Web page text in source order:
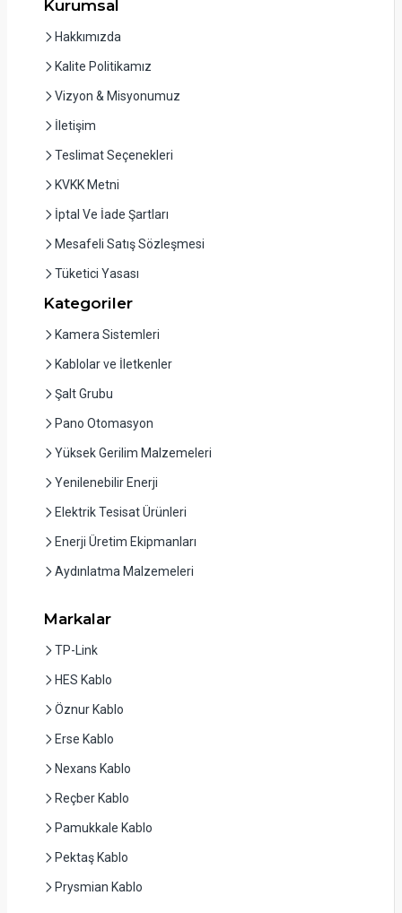
Kurumsal
Hakkımızda
Kalite Politikamız
Vizyon & Misyonumuz
İletişim
Teslimat Seçenekleri
KVKK Metni
İptal Ve İade Şartları
Mesafeli Satış Sözleşmesi
Tüketici Yasası
Kategoriler
Kamera Sistemleri
Kablolar ve İletkenler
Şalt Grubu
Pano Otomasyon
Yüksek Gerilim Malzemeleri
Yenilenebilir Enerji
Elektrik Tesisat Ürünleri
Enerji Üretim Ekipmanları
Aydınlatma Malzemeleri
Markalar
TP-Link
HES Kablo
Öznur Kablo
Erse Kablo
Nexans Kablo
Reçber Kablo
Pamukkale Kablo
Pektaş Kablo
Prysmian Kablo